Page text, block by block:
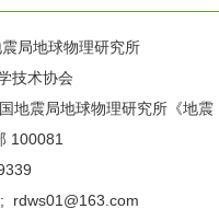
震局地球物理研究所
技术协会
地震局地球物理研究所《地震
100081
9339
; rdws01@163.com